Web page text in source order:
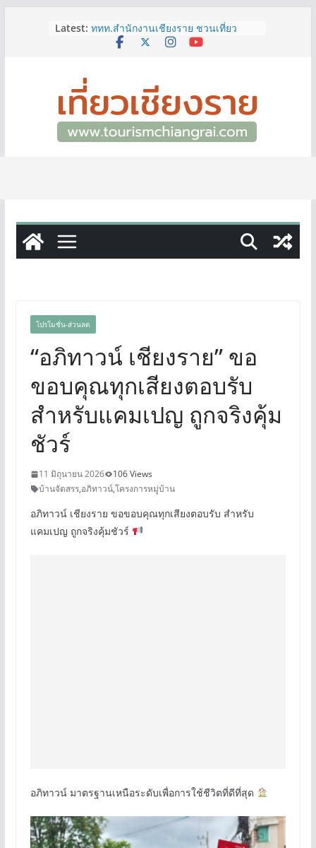
Latest: ททท.สำนักงานเชียงราย ชวนเที่ยว
เชียงรายหน้าฝน ให้ชุ่มฉ่ำหัวใจไปกับ
เลขสวย หมวด ขจ เปิดประมูลออนไลน์
แล้ววันนี้ เลขเด่น เลขมงคล ความหมาย
ดีมีให้เลือกหลากหลายทั้ง 301 หมายเลข
3 พิกัด ที่เที่ยวชมงานเทศกาลโล้ชิงช้า
ยกระดับตลาดสด 100 ปี สู่พิพิธภัณฑ์
ศิลปะมีชีวิต หนุนเศรษฐกิจสร้างสรรค์
โปรโมชั่น-ส่วนลด
“อภิทาวน์ เชียงราย” ขอ
ขอบคุณทุกเสียงตอบรับ
สำหรับแคมเปญ ถูกจริงคุ้ม
ชัวร์
11 มิถุนายน 2026
106 Views
บ้านจัดสรร,อภิทาวน์,โครงการหมู่บ้าน
อภิทาวน์ เชียงราย ขอขอบคุณทุกเสียงตอบรับ สำหรับ
แคมเปญ ถูกจริงคุ้มชัวร์
อภิทาวน์ มาตรฐานเหนือระดับเพื่อการใช้ชีวิตที่ดีที่สุด